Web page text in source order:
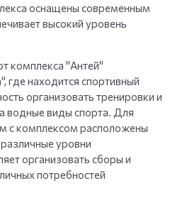
оснащены современным
высокий уровень
комплекса "Антей"
находится спортивный
организовать тренировки и
водные виды спорта. Для
с комплексом расположены
уровни
организовать сборы и
потребностей